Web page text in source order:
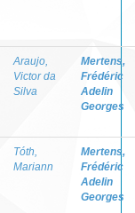
Araujo,
Victor da
Silva
Mertens,
Frédéric
Adelin
Georges
Tóth,
Mariann
Mertens,
Frédéric
Adelin
Georges